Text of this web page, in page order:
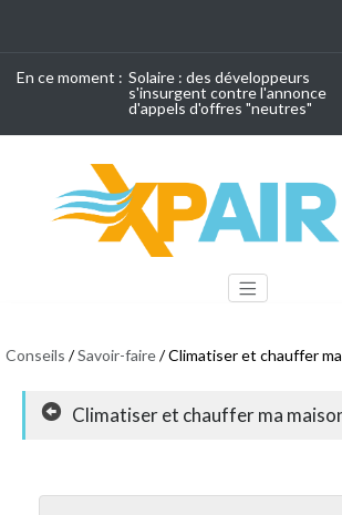
En ce moment : Solaire : des développeurs
s'insurgent contre l'annonce
d'appels d'offres "neutres"
Conseils /Savoir-faire/ Climatiser et chauffer
Climatiser et chauffer ma